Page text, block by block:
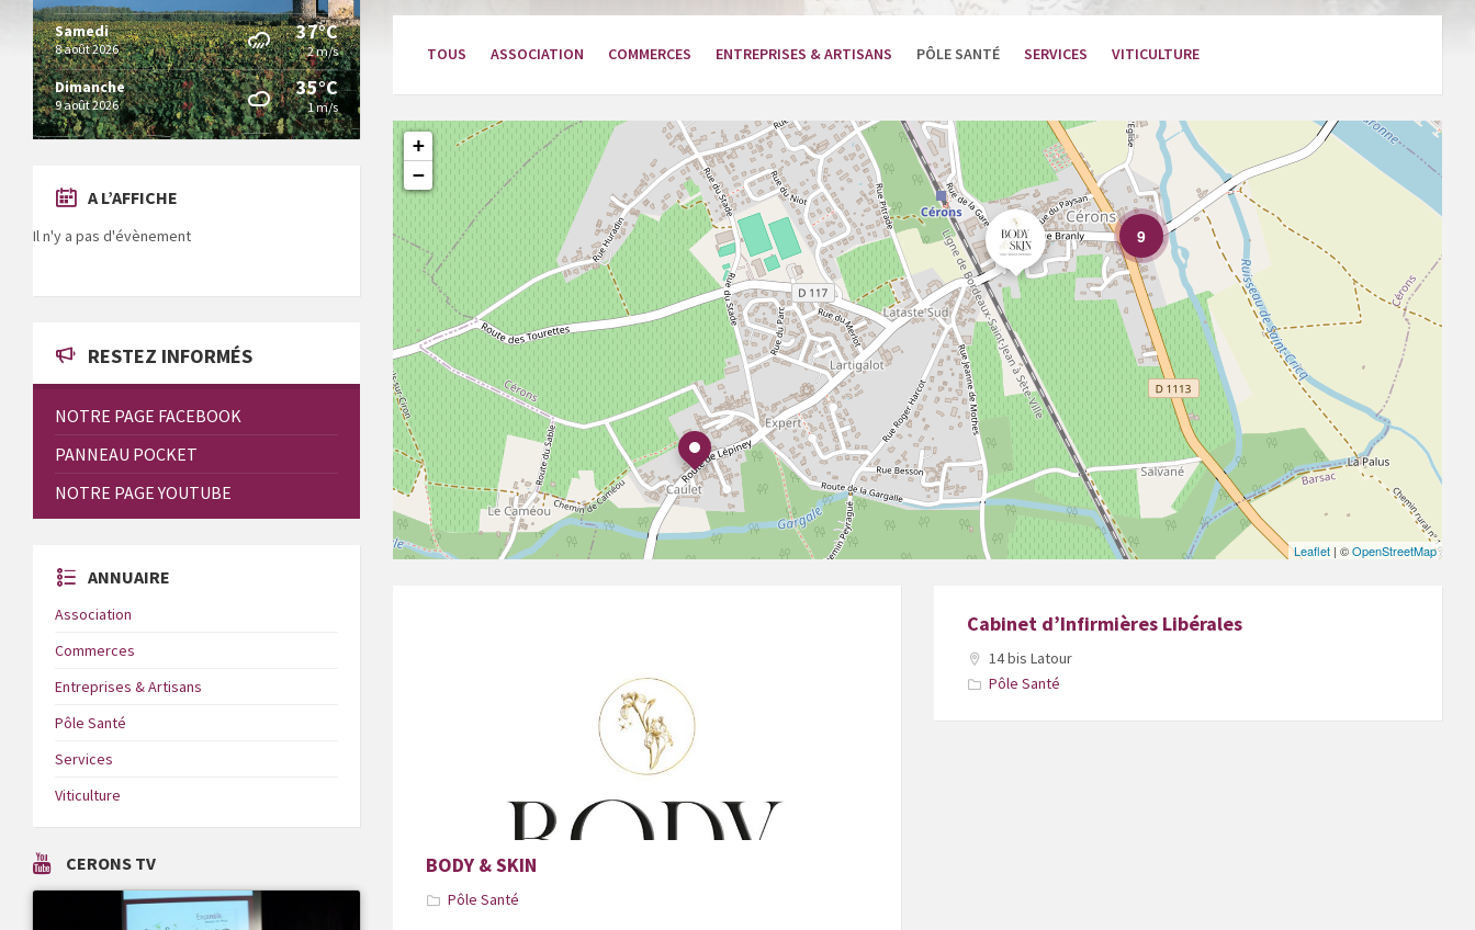
TOUS ASSOCIATION COMMERCES ENTREPRISES & ARTISANS PÔLE SANTÉ SERVICES VITICULTURE
9
+
−
Leaflet| ©OpenStreetMap
BODY & SKIN
Pôle Santé
Cabinet d’Infirmières Libérales
14 bis Latour
Pôle Santé
Samedi
8 août 2026
37°C
2 m/s
Dimanche
9 août 2026
35°C
1 m/s
A L’AFFICHE
Il n'y a pas d'évènement
RESTEZ INFORMÉS
NOTRE PAGE FACEBOOK
PANNEAU POCKET
NOTRE PAGE YOUTUBE
ANNUAIRE
Association
Commerces
Entreprises & Artisans
Pôle Santé
Services
Viticulture
CERONS TV